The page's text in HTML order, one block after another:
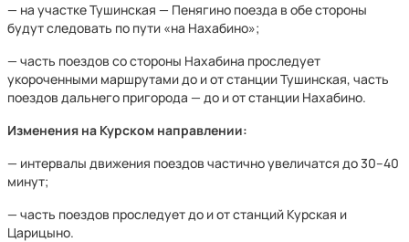
— на участке Тушинская — Пенягино поезда в обе стороны
будут следовать по пути «на Нахабино»;
— часть поездов со стороны Нахабина проследует
укороченными маршрутами до и от станции Тушинская, часть
поездов дальнего пригорода — до и от станции Нахабино.
Изменения на Курском направлении:
— интервалы движения поездов частично увеличатся до 30–40
минут;
— часть поездов проследует до и от станций Курская и
Царицыно.